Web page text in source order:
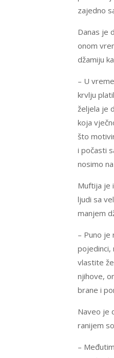
zajedno
Danas je
onom
džamiju
– U
krvlju
željela je
koja
što
i počasti
nosimo
Muftija je
ljudi sa
manjem
– Puno je
pojedinci,
vlastite
njihove,
brane i
Naveo je
ranijem
–